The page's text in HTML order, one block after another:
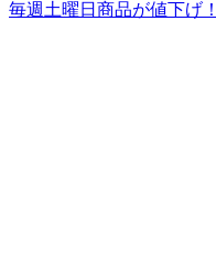
毎週土曜日商品が値下げ！